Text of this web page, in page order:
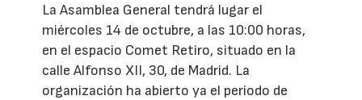
La Asamblea General tendrá lugar el
miércoles 14 de octubre, a las 10:00 horas,
en el espacio Comet Retiro, situado en la
calle Alfonso XII, 30, de Madrid. La
organización ha abierto ya el periodo de